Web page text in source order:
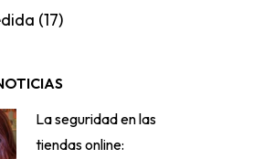
(17)
La seguridad en las
tiendas online: